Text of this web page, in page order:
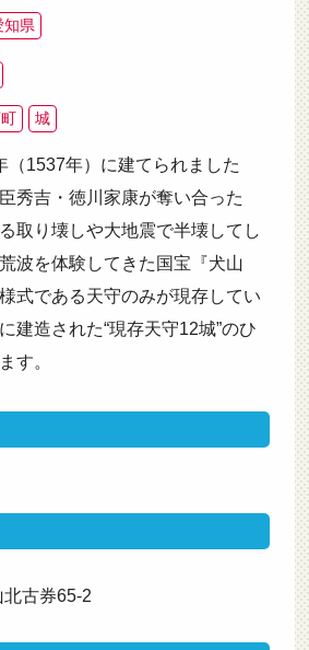
知県
城
（1537年）に建てられました
秀吉・徳川家康が奪い合った
取り壊しや大地震で半壊してし
波を体験してきた国宝『犬山
式である天守のみが現存してい
建造された“現存天守12城”のひ
す。
古券65-2